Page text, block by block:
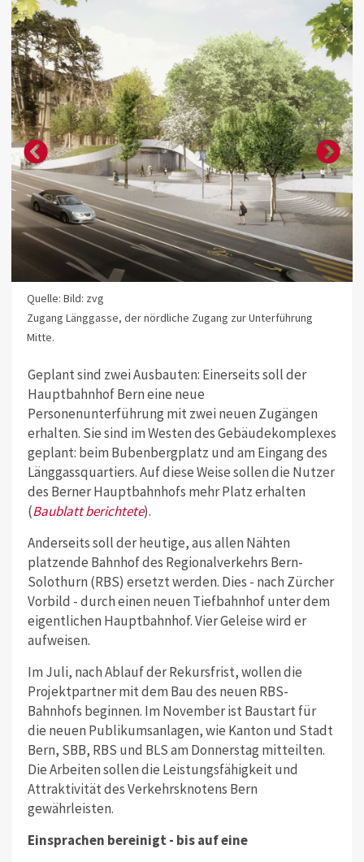
Quelle: Bild: zvg
Zugang Länggasse, der nördliche Zugang zur Unterführung
Mitte.
Geplant sind zwei Ausbauten: Einerseits soll der
Hauptbahnhof Bern eine neue
Personenunterführung mit zwei neuen Zugängen
erhalten. Sie sind im Westen des Gebäudekomplexes
geplant: beim Bubenbergplatz und am Eingang des
Länggassquartiers. Auf diese Weise sollen die Nutzer
des Berner Hauptbahnhofs mehr Platz erhalten
(Baublatt berichtete).
Anderseits soll der heutige, aus allen Nähten
platzende Bahnhof des Regionalverkehrs Bern-
Solothurn (RBS) ersetzt werden. Dies - nach Zürcher
Vorbild - durch einen neuen Tiefbahnhof unter dem
eigentlichen Hauptbahnhof. Vier Geleise wird er
aufweisen.
Im Juli, nach Ablauf der Rekursfrist, wollen die
Projektpartner mit dem Bau des neuen RBS-
Bahnhofs beginnen. Im November ist Baustart für
die neuen Publikumsanlagen, wie Kanton und Stadt
Bern, SBB, RBS und BLS am Donnerstag mitteilten.
Die Arbeiten sollen die Leistungsfähigkeit und
Attraktivität des Verkehrsknotens Bern
gewährleisten.
Einsprachen bereinigt - bis auf eine